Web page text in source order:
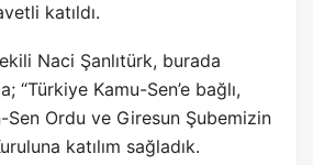
katıldı.
Naci Şanlıtürk, burada
“Türkiye Kamu-Sen’e bağlı,
Sen Ordu ve Giresun Şubemizin
katılım sağladık.